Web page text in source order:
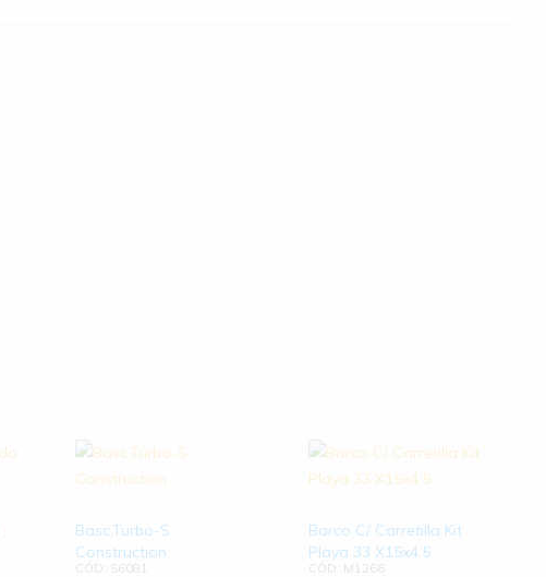
Basc.Turbo-S
Construction
CÓD: S6081
Barco C/ Carretilla Kit
Playa 33 X15x4.5
CÓD: M1266